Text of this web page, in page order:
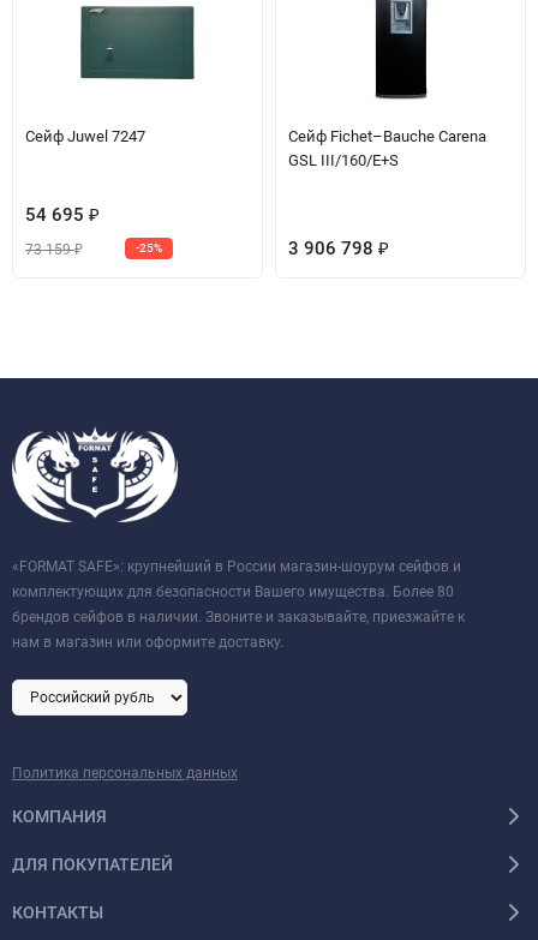
Сейф Juwel 7247
54 695 ₽
73 159₽ -25%
Сейф Fichet–Bauche Carena
GSL III/160/E+S
3 906 798 ₽
«FORMAT SAFE»: крупнейший в России магазин-шоурум сейфов и
комплектующих для безопасности Вашего имущества. Более 80
брендов сейфов в наличии. Звоните и заказывайте, приезжайте к
нам в магазин или оформите доставку.
Политика персональных данных
КОМПАНИЯ
ДЛЯ ПОКУПАТЕЛЕЙ
КОНТАКТЫ